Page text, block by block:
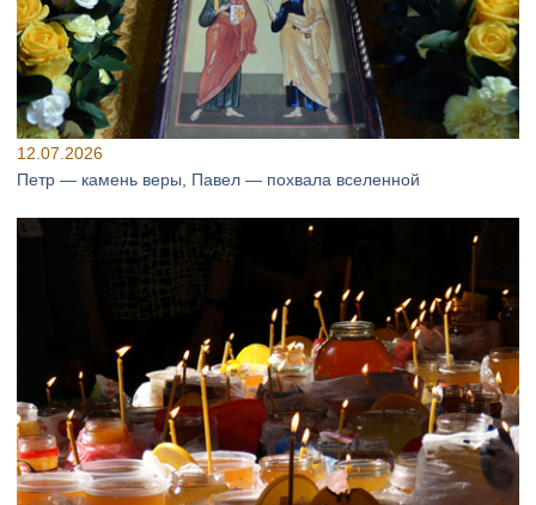
12.07.2026
Петр — камень веры, Павел — похвала вселенной